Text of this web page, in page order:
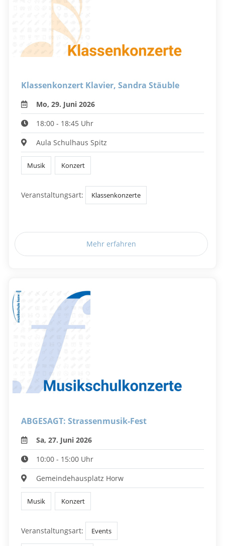
Klassenkonzert Klavier, Sandra Stäuble
Mo, 29. Juni 2026
18:00 - 18:45 Uhr
Aula Schulhaus Spitz
Musik Konzert
Veranstaltungsart: Klassenkonzerte
Mehr erfahren
ABGESAGT: Strassenmusik-Fest
Sa, 27. Juni 2026
10:00 - 15:00 Uhr
Gemeindehausplatz Horw
Musik Konzert
Veranstaltungsart: Events